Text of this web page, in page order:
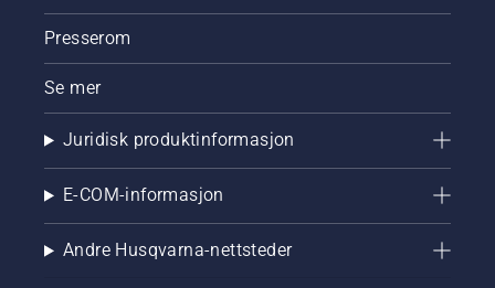
Presserom
Se mer
Juridisk produktinformasjon
E-COM-informasjon
Andre Husqvarna-nettsteder